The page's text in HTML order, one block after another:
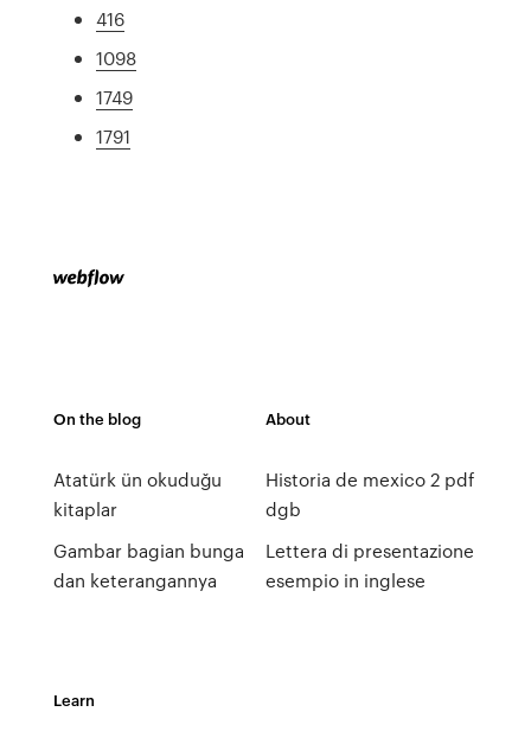
416
1098
1749
1791
On the blog
Atatürk ün okuduğu
kitaplar
Gambar bagian bunga
dan keterangannya
About
Historia de mexico 2 pdf
dgb
Lettera di presentazione
esempio in inglese
Learn